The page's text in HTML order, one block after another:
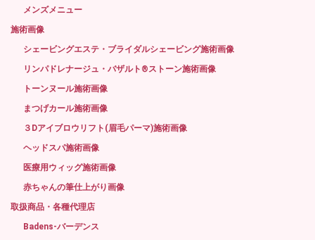
メンズメニュー
施術画像
シェービングエステ・ブライダルシェービング施術画像
リンパドレナージュ・バザルト®ストーン施術画像
トーンヌール施術画像
まつげカール施術画像
３Dアイブロウリフト(眉毛パーマ)施術画像
ヘッドスパ施術画像
医療用ウィッグ施術画像
赤ちゃんの筆仕上がり画像
取扱商品・各種代理店
Badens-バーデンス